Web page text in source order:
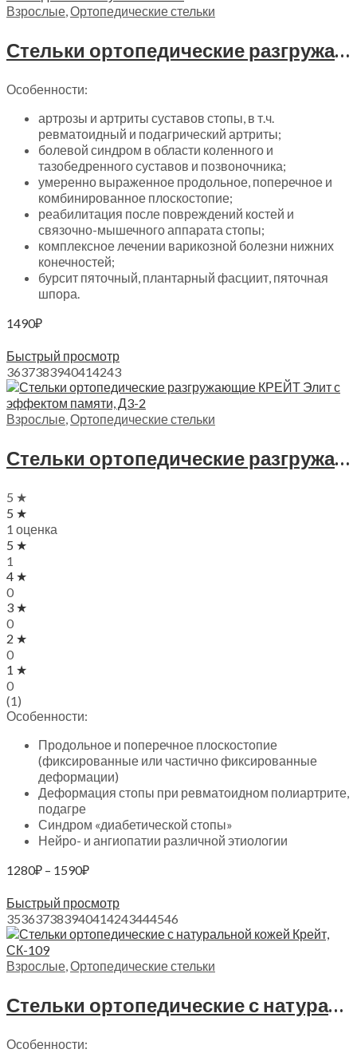
Взрослые,Ортопедические стельки
Стельки ортопедические разгружающие зимние для повседневной обуви Trives, СТ-141.3
Особенности:
артрозы и артриты суставов стопы, в т.ч.
ревматоидный и подагрический артриты;
болевой синдром в области коленного и
тазобедренного суставов и позвоночника;
умеренно выраженное продольное, поперечное и
комбинированное плоскостопие;
реабилитация после повреждений костей и
связочно-мышечного аппарата стопы;
комплексное лечении варикозной болезни нижних
конечностей;
бурсит пяточный, плантарный фасциит, пяточная
шпора.
1490₽
Быстрый просмотр
3637383940414243
Взрослые,Ортопедические стельки
Стельки ортопедические разгружающие КРЕЙТ Элит с эффектом памяти, Д3-2
5 ★
5 ★
1 оценка
5 ★
1
4 ★
0
3 ★
0
2 ★
0
1 ★
0
(1)
Особенности:
Продольное и поперечное плоскостопие
(фиксированные или частично фиксированные
деформации)
Деформация стопы при ревматоидном полиартрите,
подагре
Синдром «диабетической стопы»
Нейро- и ангиопатии различной этиологии
1280₽ – 1590₽Диапазон
1280₽
–
1590₽
Быстрый просмотр
353637383940414243444546
Взрослые,Ортопедические стельки
Стельки ортопедические с натуральной кожей Крейт, СК-109
Особенности: